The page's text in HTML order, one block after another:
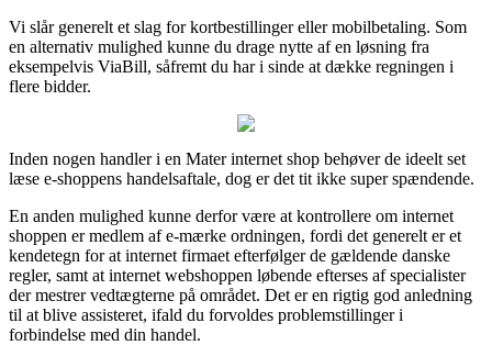
Vi slår generelt et slag for kortbestillinger eller mobilbetaling. Som
en alternativ mulighed kunne du drage nytte af en løsning fra
eksempelvis ViaBill, såfremt du har i sinde at dække regningen i
flere bidder.
Inden nogen handler i en Mater internet shop behøver de ideelt set
læse e-shoppens handelsaftale, dog er det tit ikke super spændende.
En anden mulighed kunne derfor være at kontrollere om internet
shoppen er medlem af e-mærke ordningen, fordi det generelt er et
kendetegn for at internet firmaet efterfølger de gældende danske
regler, samt at internet webshoppen løbende efterses af specialister
der mestrer vedtægterne på området. Det er en rigtig god anledning
til at blive assisteret, ifald du forvoldes problemstillinger i
forbindelse med din handel.